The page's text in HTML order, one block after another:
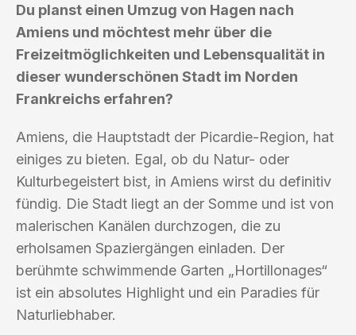
Du planst einen Umzug von Hagen nach
Amiens und möchtest mehr über die
Freizeitmöglichkeiten und Lebensqualität in
dieser wunderschönen Stadt im Norden
Frankreichs erfahren?
Amiens, die Hauptstadt der Picardie-Region, hat
einiges zu bieten. Egal, ob du Natur- oder
Kulturbegeistert bist, in Amiens wirst du definitiv
fündig. Die Stadt liegt an der Somme und ist von
malerischen Kanälen durchzogen, die zu
erholsamen Spaziergängen einladen. Der
berühmte schwimmende Garten „Hortillonages“
ist ein absolutes Highlight und ein Paradies für
Naturliebhaber.